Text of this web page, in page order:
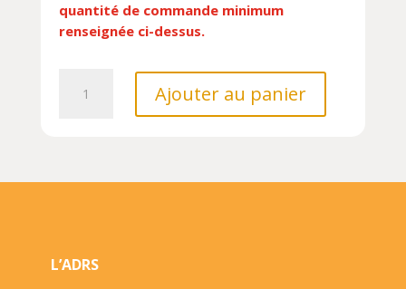
quantité de commande minimum
renseignée ci-dessus.
TURQUOISE
Ajouter au panier
L’ADRS